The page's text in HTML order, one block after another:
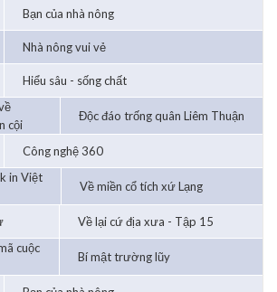
Bạn của nhà nông
Nhà nông vui vẻ
Hiểu sâu - sống chất
cội
Độc đáo trống quân Liêm Thuận
Công nghệ 360
in Việt
Về miền cổ tích xứ Lạng
Về lại cứ địa xưa - Tập 15
cuộc
Bí mật trường lũy